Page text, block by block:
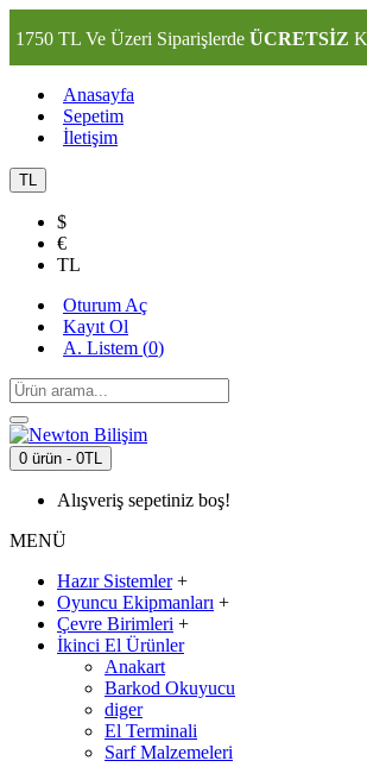
1750 TL Ve Üzeri Siparişlerde ÜCRETSİZ
Anasayfa
Sepetim
İletişim
TL
$
€
TL
Oturum Aç
Kayıt Ol
A. Listem (0)
0 ürün - 0TL
Alışveriş sepetiniz boş!
MENÜ
Hazır Sistemler +
Oyuncu Ekipmanları +
Çevre Birimleri +
İkinci El Ürünler
Anakart
Barkod Okuyucu
diger
El Terminali
Sarf Malzemeleri